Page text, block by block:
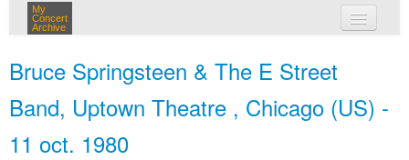
My
Concert
Archive
Bruce Springsteen & The E Street
Band, Uptown Theatre , Chicago (US) -
11 oct. 1980